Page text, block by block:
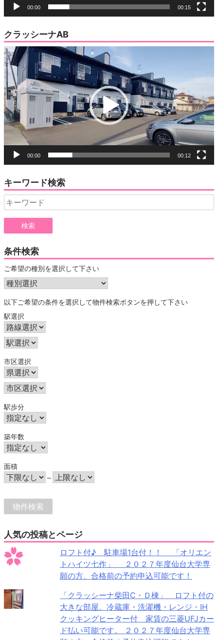
00:00 00:15
クラッシーナAB
動
画
プ
レ
ー
ヤ
ー
00:00 00:12
キーワード検索
Search
for:
条件検索
ご希望の種別を選択して下さい
以下ご希望の条件を選択して物件検索ボタンを押して下さい
駅選択
市区選択
駅歩分
築年数
面積
～
人気の投稿とページ
ロフト付♪ 駐車場1台付！！ 「オリエン
トハイツ七作」 ２０２７年度仙台大学専
願の方、合格前の予約申込可能です！
「クラッシーナ柴田C・Ｄ棟」 ロフト付の
大きな部屋。冷蔵庫・洗濯機・レンジ・IH
クッキングヒーター付 家賃の三菱UFJカー
ド払い可能です。 ２０２７年度仙台大学専